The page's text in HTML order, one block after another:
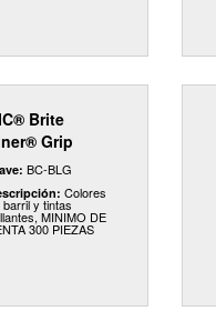
Brite
Grip
BC-BLG
Colores
barril y tintas
MINIMO DE
300 PIEZAS